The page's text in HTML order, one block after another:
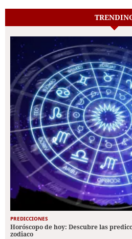
PREDICCIONES
Horóscopo de hoy: Descubre las
zodiaco